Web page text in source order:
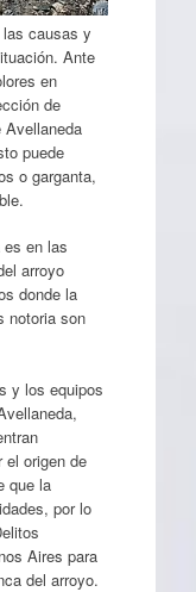
causas y
Ante
en
de
Avellaneda
puede
o garganta,
en las
arroyo
donde la
notoria son
y los equipos
el origen de
que la
por lo
Aires para
del arroyo.